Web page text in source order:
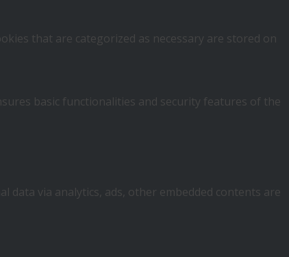
that are categorized as necessary are stored on
basic functionalities and security features of the
data via analytics, ads, other embedded contents are